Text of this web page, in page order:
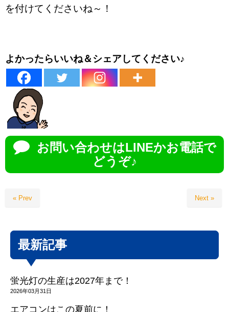
を付けてくださいね～！
よかったらいいね＆シェアしてください♪
お問い合わせはLINEかお電話で
どうぞ♪
« Prev Next »
最新記事
蛍光灯の生産は2027年まで！
2026年03月31日
エアコンはこの夏前に！